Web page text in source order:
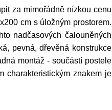
za mimořádně nízkou cenu
cm s úložným prostorem.
nadčasových čalouněných
pevná, dřevěná konstrukce
montáž - součástí postele
charakteristickým znakem je